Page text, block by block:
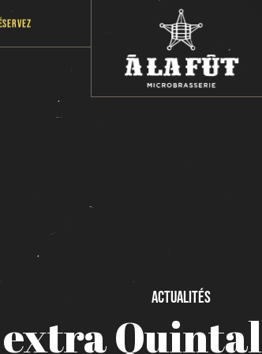
Actualités
extraQuintal